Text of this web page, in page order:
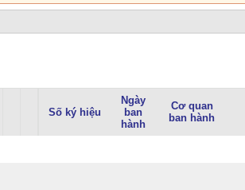
Số ký hiệu
Ngày
ban
hành
Cơ quan
ban hành